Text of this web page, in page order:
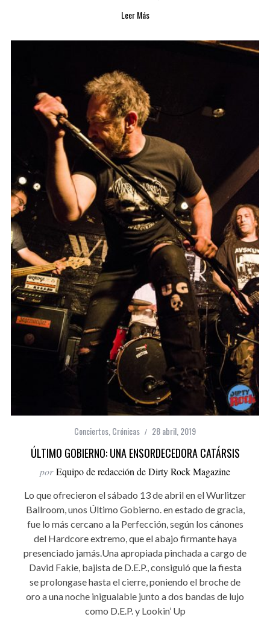
Leer Más
Conciertos Crónicas 28 abril, 2019
ÚLTIMO GOBIERNO: UNA ENSORDECEDORA CATÁRSIS
por Equipo de redacción de Dirty Rock Magazine
Lo que ofrecieron el sábado 13 de abril en el Wurlitzer
Ballroom, unos Último Gobierno. en estado de gracia,
fue lo más cercano a la Perfección, según los cánones
del Hardcore extremo, que el abajo firmante haya
presenciado jamás.Una apropiada pinchada a cargo de
David Fakie, bajista de D.E.P., consiguió que la fiesta
se prolongase hasta el cierre, poniendo el broche de
oro a una noche inigualable junto a dos bandas de lujo
como D.E.P. y Lookin’ Up